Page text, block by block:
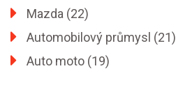
Mazda (22)
Automobilový průmysl (21)
Auto moto (19)